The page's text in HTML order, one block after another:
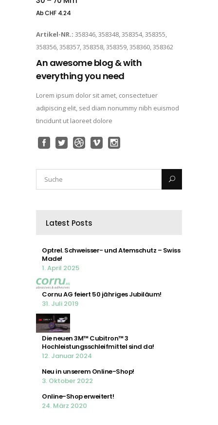
AbCHF4.24
Artikel-NR.: 358346, 358348, 358354, 358355,
358356, 358357, 358358, 358359, 358360, 358362
An awesome blog & with
everything you need
Lorem ipsum dolor sit amet, consectetuer
adipiscing elit, sed diam nonummy nibh euismod
tincidunt ut laoreet dolore
Latest Posts
Optrel. Schweisser- und Atemschutz – Swiss
Made!
1. April 2025
Cornu AG feiert 50 jähriges Jubiläum!
31. Juli 2019
Die neuen 3M™ Cubitron™ 3
Hochleistungsschleifmittel sind da!
12. Januar 2024
Neu in unserem Online-Shop!
3. Oktober 2022
Online-Shop erweitert!
24. März 2020